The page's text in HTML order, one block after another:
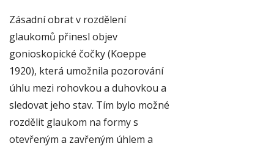
Zásadní obrat v rozdělení
glaukomů přinesl objev
gonioskopické čočky (Koeppe
1920), která umožnila pozorování
úhlu mezi rohovkou a duhovkou a
sledovat jeho stav. Tím bylo možné
rozdělit glaukom na formy s
otevřeným a zavřeným úhlem a